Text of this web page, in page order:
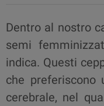
Dentro al nostro
semi
indica. Questi
che preferiscono
cerebrale, nel